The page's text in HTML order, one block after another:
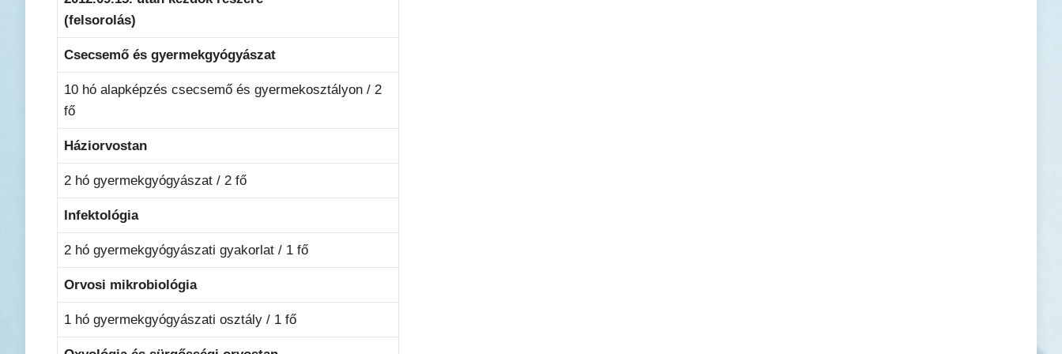
(felsorolás)
Csecsemő és gyermekgyógyászat
10 hó alapképzés csecsemő és gyermekosztályon / 2
fő
Háziorvostan
2 hó gyermekgyógyászat / 2 fő
Infektológia
2 hó gyermekgyógyászati gyakorlat / 1 fő
Orvosi mikrobiológia
1 hó gyermekgyógyászati osztály / 1 fő